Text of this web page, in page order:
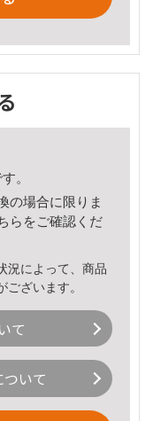
。
の場合に限りま
ら をご確認くだ
況によって、商品
ざいます。
て
いて